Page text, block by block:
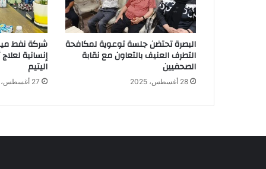
البصرة تحتضن جلسة توعوية لمكافحة
التطرف العنيف بالتعاون مع نقابة
الصحفيين
28 أغسطس، 2025
شركة نفط
إنسانية
اليتيم
27 أغسطس، 2025